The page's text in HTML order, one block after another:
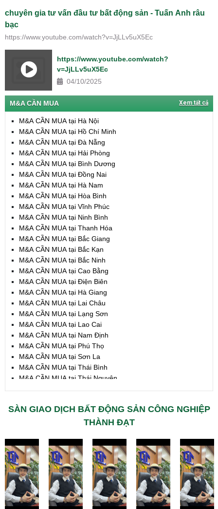
chuyên gia tư vấn đầu tư bất động sản - Tuấn Anh râu
bạc
https://www.youtube.com/watch?v=JjLLv5uX5Ec
https://www.youtube.com/watch?
v=JjLLv5uX5Ec
04/10/2025
M&A CẦN MUA Xem tất cả
M&A CẦN MUA tại Hà Nội
M&A CẦN MUA tại Hồ Chí Minh
M&A CẦN MUA tại Đà Nẵng
M&A CẦN MUA tại Hải Phòng
M&A CẦN MUA tại Bình Dương
M&A CẦN MUA tại Đồng Nai
M&A CẦN MUA tại Hà Nam
M&A CẦN MUA tại Hòa Bình
M&A CẦN MUA tại Vĩnh Phúc
M&A CẦN MUA tại Ninh Bình
M&A CẦN MUA tại Thanh Hóa
M&A CẦN MUA tại Bắc Giang
M&A CẦN MUA tại Bắc Kạn
M&A CẦN MUA tại Bắc Ninh
M&A CẦN MUA tại Cao Bằng
M&A CẦN MUA tại Điện Biên
M&A CẦN MUA tại Hà Giang
M&A CẦN MUA tại Lai Châu
M&A CẦN MUA tại Lạng Sơn
M&A CẦN MUA tại Lao Cai
M&A CẦN MUA tại Nam Định
M&A CẦN MUA tại Phú Thọ
M&A CẦN MUA tại Sơn La
M&A CẦN MUA tại Thái Bình
M&A CẦN MUA tại Thái Nguyên
M&A CẦN MUA tại Thừa T. Huế
M&A CẦN MUA tại Khánh Hoà
M&A CẦN MUA tại Bình Thuận
M&A CẦN MUA tại Đăk Nông
M&A CẦN MUA tại ĐắkLắk
M&A CẦN MUA tại Gia Lai
M&A CẦN MUA tại Hà Tĩnh
M&A CẦN MUA tại Kon Tum
SÀN GIAO DỊCH BẤT ĐỘNG SẢN CÔNG NGHIỆP
THÀNH ĐẠT